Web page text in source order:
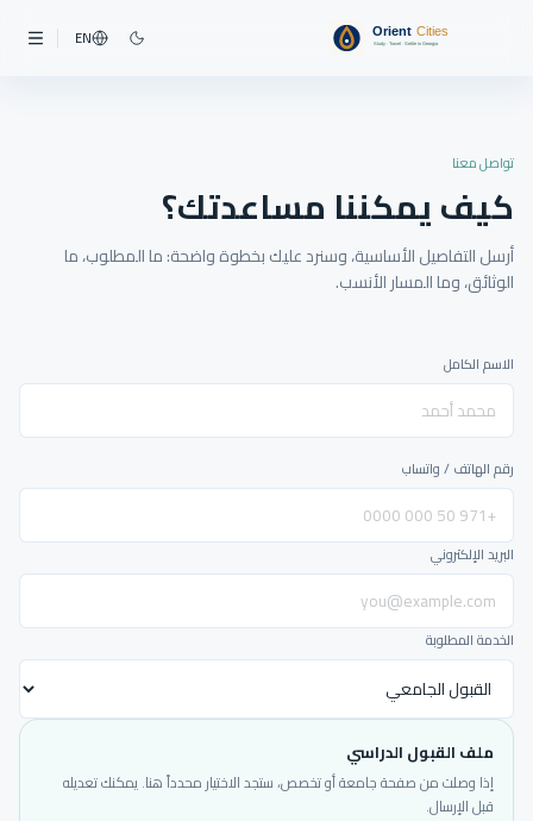
EN
تواصل معنا
كيف يمكننا مساعدتك؟
أرسل التفاصيل الأساسية، وسنرد عليك بخطوة واضحة: ما المطلوب، ما
الوثائق، وما المسار الأنسب.
الاسم الكامل
رقم الهاتف / واتساب
البريد الإلكتروني
الخدمة المطلوبة
ملف القبول الدراسي
إذا وصلت من صفحة جامعة أو تخصص، ستجد الاختيار محدداً هنا. يمكنك تعديله
قبل الإرسال.